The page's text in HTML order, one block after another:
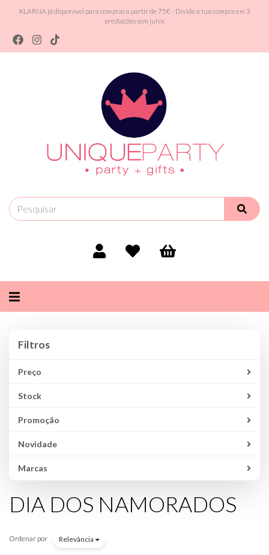
KLARNA já disponível para compras a partir de 75€ - Divide a tua compra em 3
prestações sem juros
Alternar
Filtros
Preço
Stock
Promoção
Novidade
Marcas
DIA DOS NAMORADOS
Ordenar por Relevância